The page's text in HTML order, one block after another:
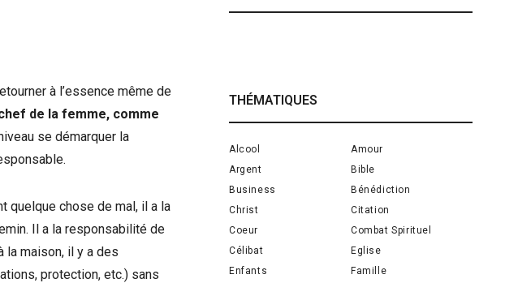
à l’essence même de
de la femme, comme
se démarquer la
quelque chose de mal, il a la
Il a la responsabilité de
la maison, il y a des
protection, etc.) sans
THÉMATIQUES
Alcool
Amour
Argent
Bible
Business
Bénédiction
Christ
Citation
Coeur
Combat Spirituel
Célibat
Eglise
Enfants
Famille